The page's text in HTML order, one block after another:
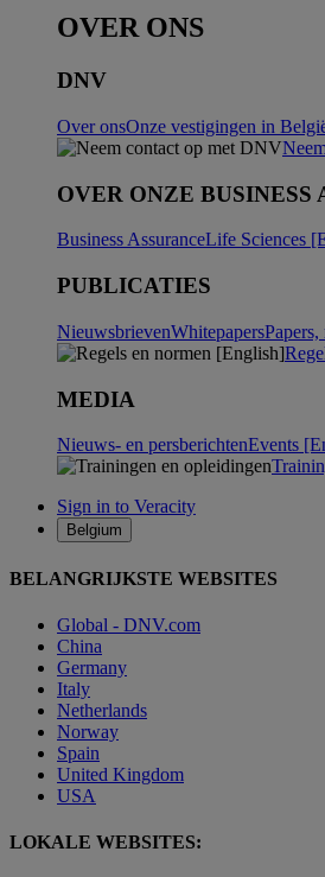
OVER ONS
DNV
Over onsOnze vestigingen in
OVER ONZE BUSINESS
Business AssuranceLife Sciences
PUBLICATIES
NieuwsbrievenWhitepapers
MEDIA
Nieuws- en persberichtenEvents
Sign in to Veracity
Belgium
BELANGRIJKSTE WEBSITES
Global - DNV.com
China
Germany
Italy
Netherlands
Norway
Spain
United Kingdom
USA
LOKALE WEBSITES: